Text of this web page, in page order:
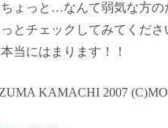
ょっと…なんて弱気な方の
とチェックしてみてくださ
当にはまります！！
KAMACHI 2007